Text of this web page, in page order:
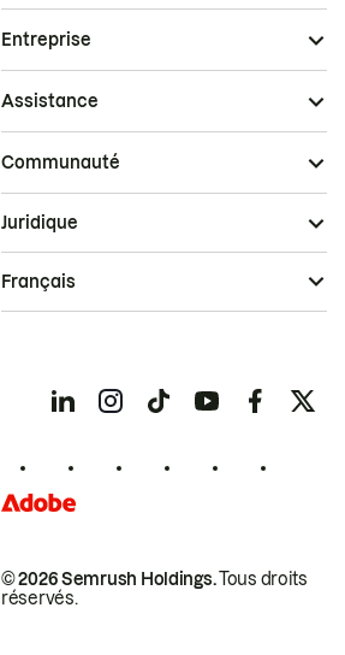
Entreprise
Assistance
Communauté
© 2026 Semrush Holdings.Tous droits
réservés.
Juridique
Français